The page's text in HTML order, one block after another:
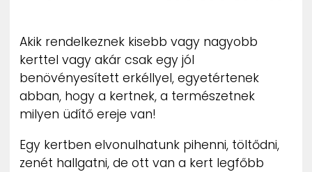
Akik rendelkeznek kisebb vagy nagyobb
kerttel vagy akár csak egy jól
benövényesített erkéllyel, egyetértenek
abban, hogy a kertnek, a természetnek
milyen üdítő ereje van!
Egy kertben elvonulhatunk pihenni, töltődni,
zenét hallgatni, de ott van a kert legfőbb